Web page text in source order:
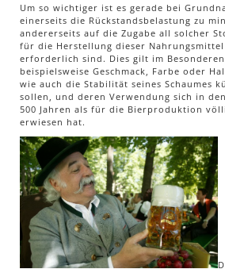
Um so wichtiger ist es gerade bei
einerseits die Rückstandsbelastung zu
andererseits auf die Zugabe all solcher
für die Herstellung dieser
erforderlich sind. Dies gilt im
beispielsweise Geschmack, Farbe oder
wie auch die Stabilität seines Schaumes
sollen, und deren Verwendung sich in
500 Jahren als für die Bierproduktion
erwiesen hat.